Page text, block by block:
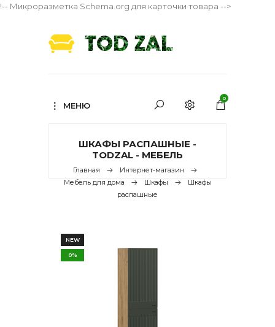
!-- Микроразметка Schema.org для карточки товара -->
МЕНЮ
0
ШКАФЫ РАСПАШНЫЕ -
TODZAL - МЕБЕЛЬ
Главная
Интернет-магазин
Мебель для дома
Шкафы
Шкафы
распашные
NEW
0%